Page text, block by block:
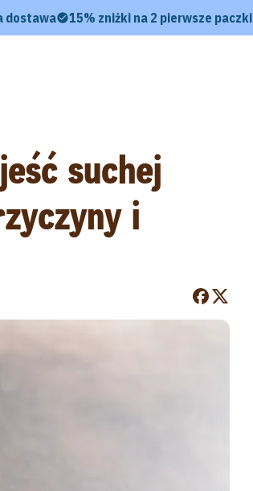
dostawa 15% zniżki na 2 pierwsze paczki
suchej
i